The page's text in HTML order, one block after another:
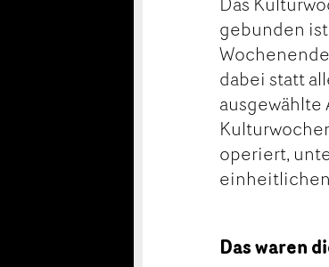
gebunden
dabei statt
ausgewählte
operiert,
Das waren